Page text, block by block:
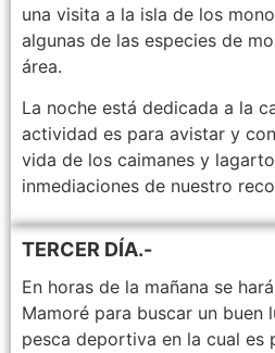
una visita a la isla de los
algunas de las especies de
área.
La noche está dedicada a la
actividad es para avistar y
vida de los caimanes y
inmediaciones de nuestro
TERCER DÍA.-
En horas de la mañana se
Mamoré para buscar un buen
pesca deportiva en la cual es